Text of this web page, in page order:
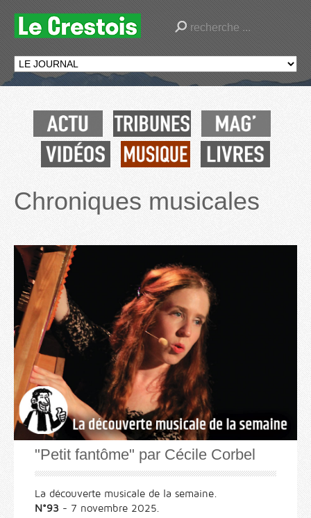
Chroniques musicales
"Petit fantôme" par Cécile Corbel
La découverte musicale de la semaine.
N°93 - 7 novembre 2025.